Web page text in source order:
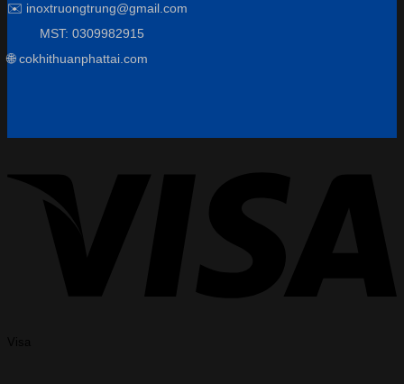
✉️ inoxtruongtrung@gmail.com
MST: 0309982915
🌐 cokhithuanphattai.com